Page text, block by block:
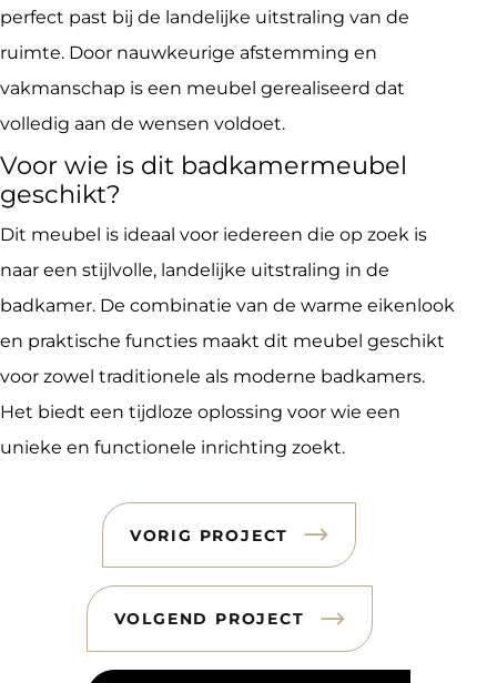
perfect past bij de landelijke uitstraling van de
ruimte. Door nauwkeurige afstemming en
vakmanschap is een meubel gerealiseerd dat
volledig aan de wensen voldoet.
Voor wie is dit badkamermeubel
geschikt?
Dit meubel is ideaal voor iedereen die op zoek is
naar een stijlvolle, landelijke uitstraling in de
badkamer. De combinatie van de warme eikenlook
en praktische functies maakt dit meubel geschikt
voor zowel traditionele als moderne badkamers.
Het biedt een tijdloze oplossing voor wie een
unieke en functionele inrichting zoekt.
VORIG PROJECT
VOLGEND PROJECT